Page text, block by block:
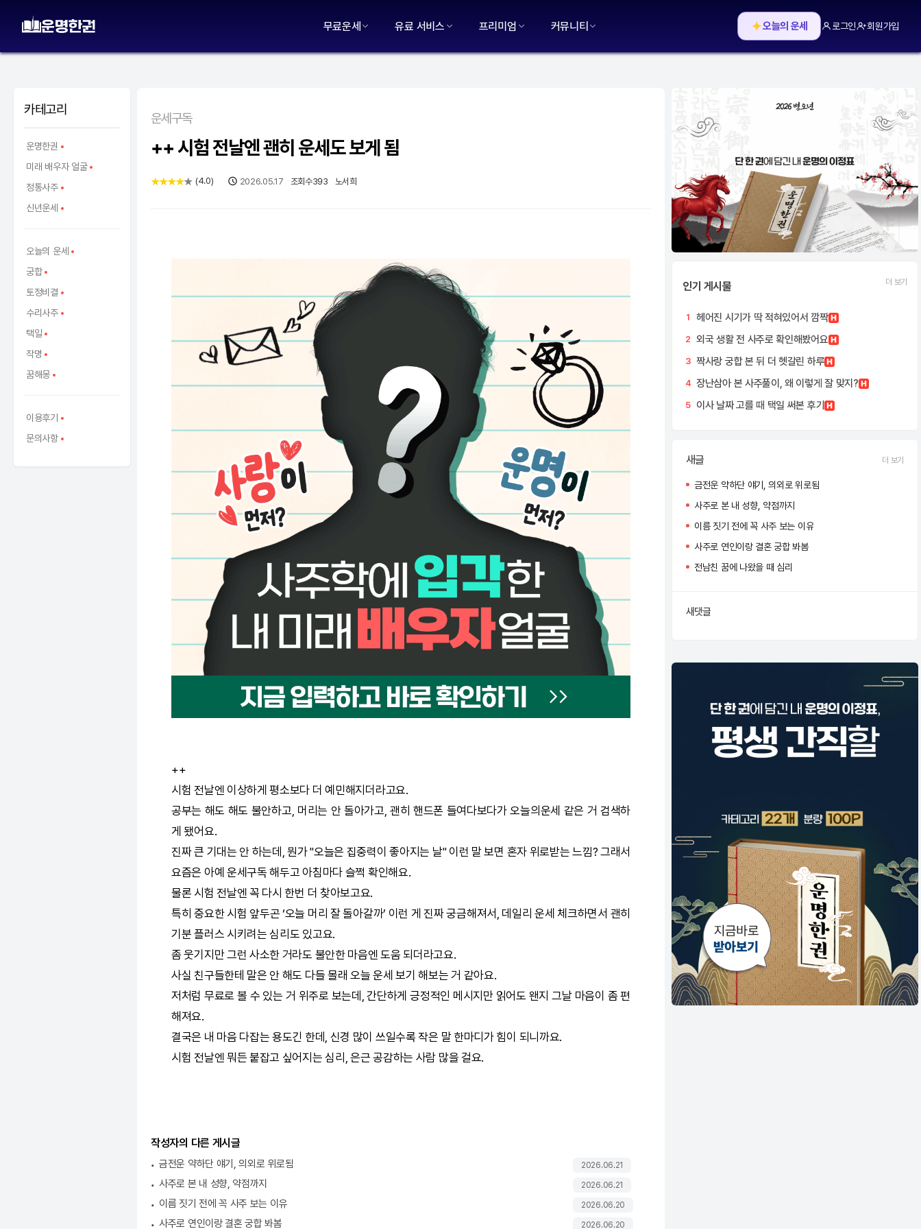
무료운세 유료 서비스 프리미엄 커뮤니티 ✦오늘의 운세 로그인 회원가입
카테고리
운명한권
미래 배우자 얼굴
정통사주
신년운세
오늘의 운세
궁합
토정비결
수리사주
택일
작명
꿈해몽
이용후기
문의사항
운세구독
++ 시험 전날엔 괜히 운세도 보게 됨
★★★★★ (4.0) 2026.05.17 조회수393 노서희
++
시험 전날엔 이상하게 평소보다 더 예민해지더라고요.
공부는 해도 해도 불안하고, 머리는 안 돌아가고, 괜히 핸드폰 들여다보다가 오늘의운세 같은 거 검색하
게 됐어요.
진짜 큰 기대는 안 하는데, 뭔가 "오늘은 집중력이 좋아지는 날" 이런 말 보면 혼자 위로받는 느낌? 그래서
요즘은 아예 운세구독 해두고 아침마다 슬쩍 확인해요.
물론 시험 전날엔 꼭 다시 한번 더 찾아보고요.
특히 중요한 시험 앞두곤 ‘오늘 머리 잘 돌아갈까’ 이런 게 진짜 궁금해져서, 데일리 운세 체크하면서 괜히
기분 플러스 시키려는 심리도 있고요.
좀 웃기지만 그런 사소한 거라도 불안한 마음엔 도움 되더라고요.
사실 친구들한테 말은 안 해도 다들 몰래 오늘 운세 보기 해보는 거 같아요.
저처럼 무료로 볼 수 있는 거 위주로 보는데, 간단하게 긍정적인 메시지만 읽어도 왠지 그날 마음이 좀 편
해져요.
결국은 내 마음 다잡는 용도긴 한데, 신경 많이 쓰일수록 작은 말 한마디가 힘이 되니까요.
시험 전날엔 뭐든 붙잡고 싶어지는 심리, 은근 공감하는 사람 많을 걸요.
작성자의 다른 게시글
금전운 약하단 얘기, 의외로 위로됨 2026.06.21
사주로 본 내 성향, 약점까지 2026.06.21
이름 짓기 전에 꼭 사주 보는 이유 2026.06.20
사주로 연인이랑 결혼 궁합 봐봄 2026.06.20
인기 게시물 더 보기
1 헤어진 시기가 딱 적혀있어서 깜짝
2 외국 생활 전 사주로 확인해봤어요
3 짝사랑 궁합 본 뒤 더 헷갈린 하루
4 장난삼아 본 사주풀이, 왜 이렇게 잘 맞지?
5 이사 날짜 고를 때 택일 써본 후기
새글 더 보기
금전운 약하단 얘기, 의외로 위로됨
사주로 본 내 성향, 약점까지
이름 짓기 전에 꼭 사주 보는 이유
사주로 연인이랑 결혼 궁합 봐봄
전남친 꿈에 나왔을 때 심리
새댓글